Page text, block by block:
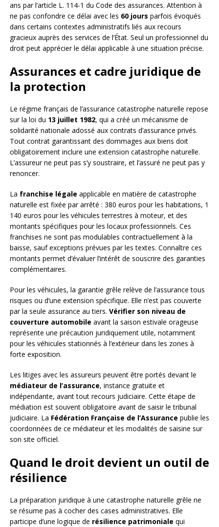
ans par l’article L. 114-1 du Code des assurances. Attention à
ne pas confondre ce délai avec les 60 jours parfois évoqués
dans certains contextes administratifs liés aux recours
gracieux auprès des services de l’État. Seul un professionnel du
droit peut apprécier le délai applicable à une situation précise.
Assurances et cadre juridique de
la protection
Le régime français de l’assurance catastrophe naturelle repose
sur la loi du 13 juillet 1982, qui a créé un mécanisme de
solidarité nationale adossé aux contrats d’assurance privés.
Tout contrat garantissant des dommages aux biens doit
obligatoirement inclure une extension catastrophe naturelle.
L’assureur ne peut pas s’y soustraire, et l’assuré ne peut pas y
renoncer.
La franchise légale applicable en matière de catastrophe
naturelle est fixée par arrêté : 380 euros pour les habitations, 1
140 euros pour les véhicules terrestres à moteur, et des
montants spécifiques pour les locaux professionnels. Ces
franchises ne sont pas modulables contractuellement à la
baisse, sauf exceptions prévues par les textes. Connaître ces
montants permet d’évaluer l’intérêt de souscrire des garanties
complémentaires.
Pour les véhicules, la garantie grêle relève de l’assurance tous
risques ou d’une extension spécifique. Elle n’est pas couverte
par la seule assurance au tiers. Vérifier son niveau de
couverture automobile avant la saison estivale orageuse
représente une précaution juridiquement utile, notamment
pour les véhicules stationnés à l’extérieur dans les zones à
forte exposition.
Les litiges avec les assureurs peuvent être portés devant le
médiateur de l’assurance, instance gratuite et
indépendante, avant tout recours judiciaire. Cette étape de
médiation est souvent obligatoire avant de saisir le tribunal
judiciaire. La Fédération Française de l’Assurance publie les
coordonnées de ce médiateur et les modalités de saisine sur
son site officiel.
Quand le droit devient un outil de
résilience
La préparation juridique à une catastrophe naturelle grêle ne
se résume pas à cocher des cases administratives. Elle
participe d’une logique de résilience patrimoniale qui